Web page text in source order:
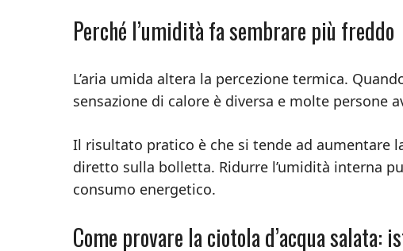
Perché l’umidità fa sembrare più freddo
L’aria umida altera la percezione termica.
sensazione di calore è diversa e molte persone
Il risultato pratico è che si tende ad
diretto sulla bolletta. Ridurre l’umidità interna
consumo energetico.
Come provare la ciotola d’acqua salata: